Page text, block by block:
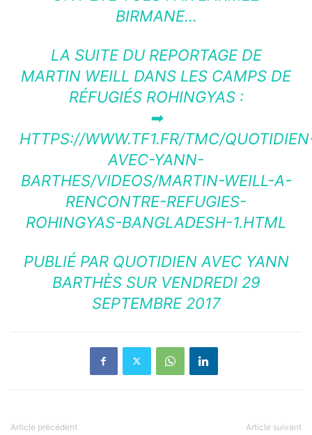
BIRMANE…
LA SUITE DU REPORTAGE DE
MARTIN WEILL DANS LES CAMPS DE
RÉFUGIÉS ROHINGYAS :
➡
HTTPS://WWW.TF1.FR/TMC/
AVEC-YANN-
BARTHES/VIDEOS/MARTIN-WEILL-A-
RENCONTRE-REFUGIES-
ROHINGYAS-BANGLADESH-1.HTML
PUBLIÉ PAR QUOTIDIEN AVEC YANN
BARTHÈSSUR VENDREDI 29
SEPTEMBRE 2017
Article précédent Article suivant